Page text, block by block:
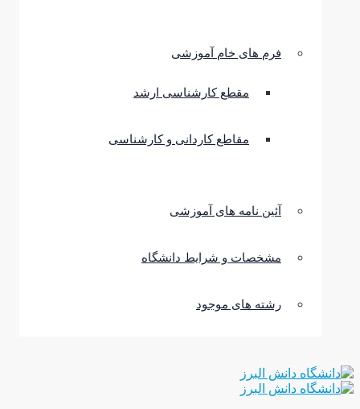
فرم های خام آموزشی
مقطع کارشناسی ارشد
مقاطع کاردانی و کارشناسی
آئین نامه های آموزشی
مشخصات و شرایط دانشگاه
رشته های موجود